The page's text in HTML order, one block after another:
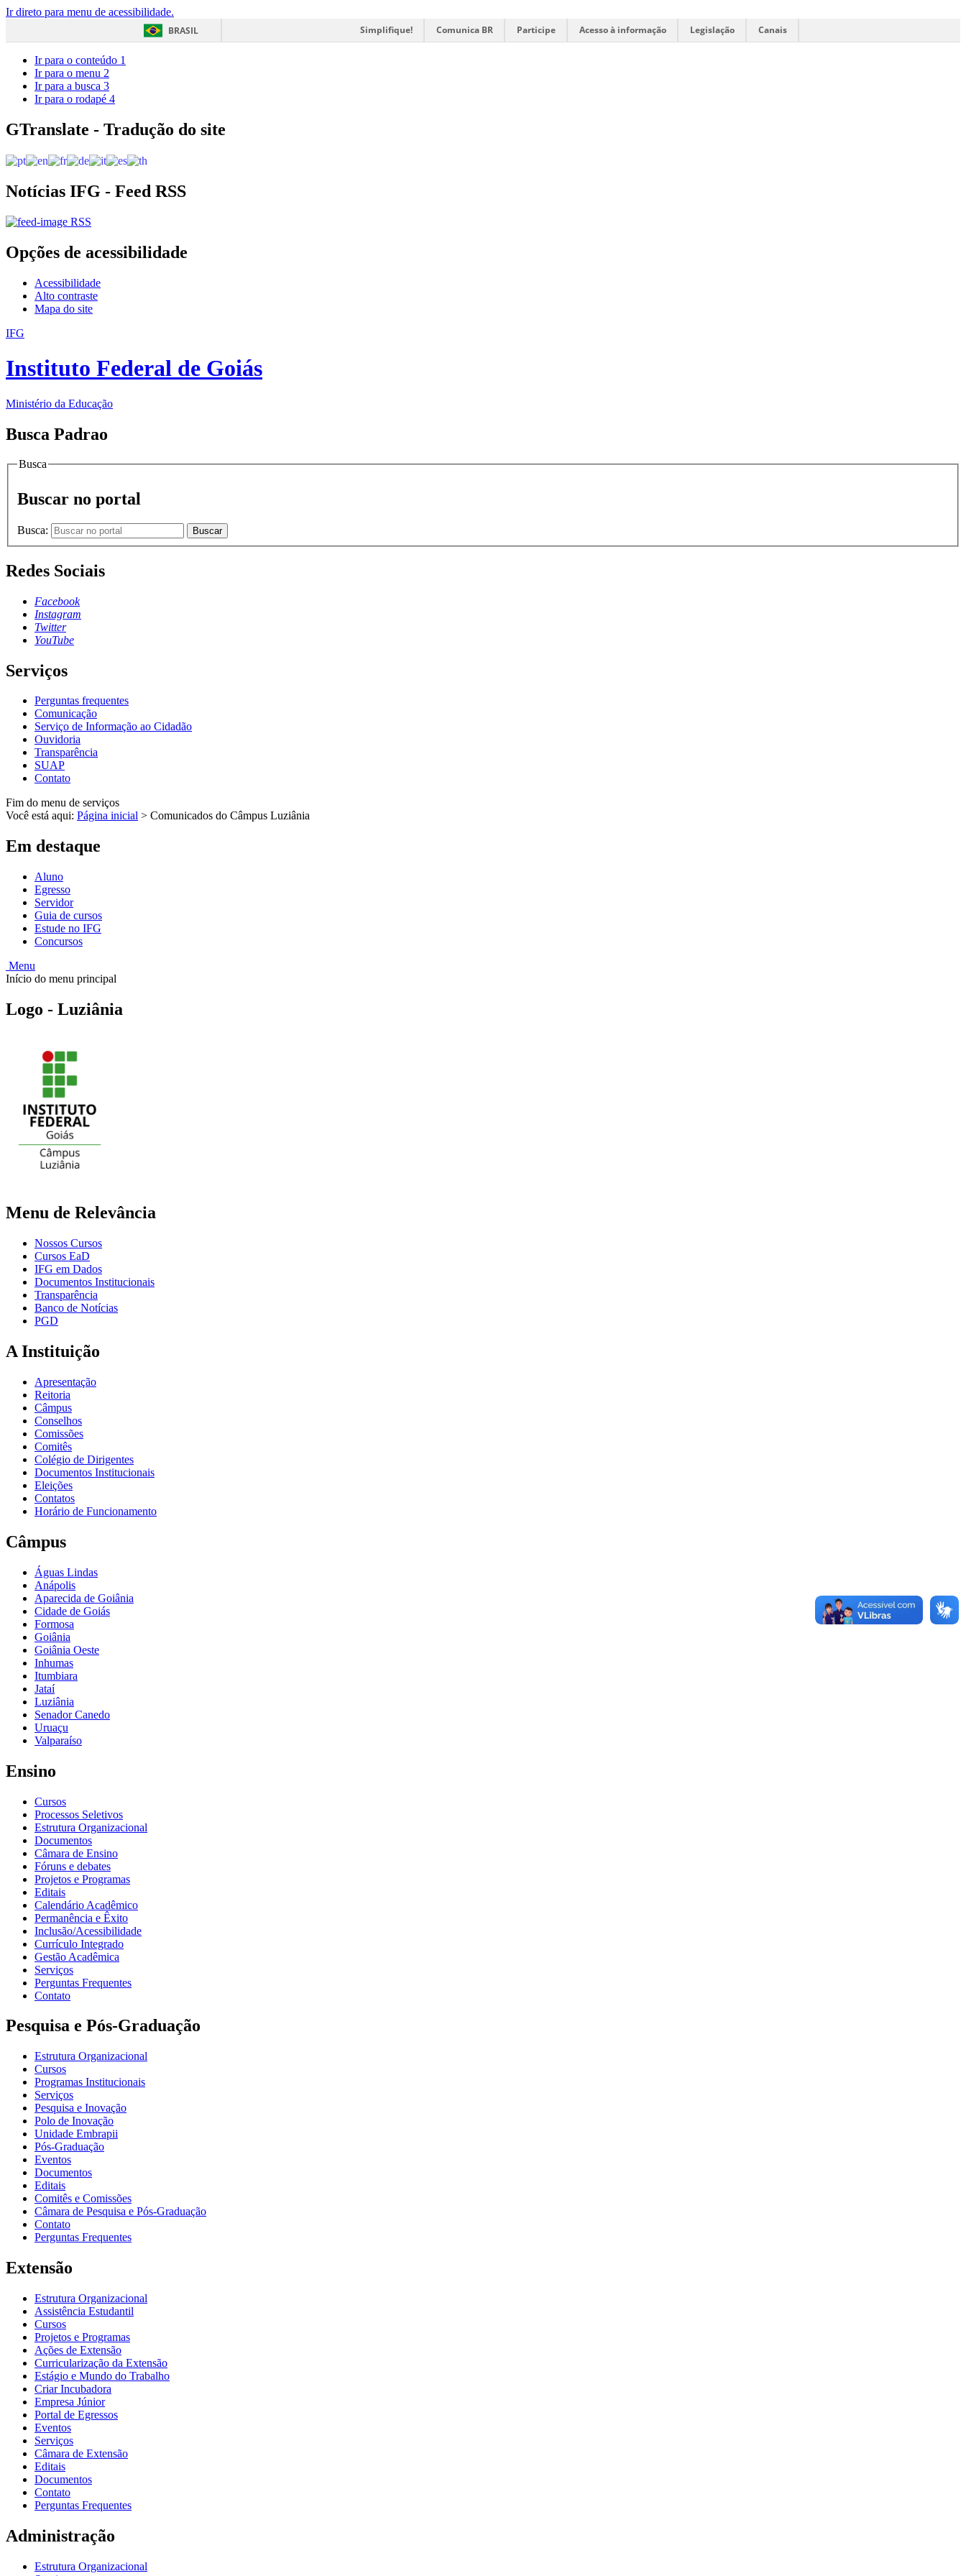
Ir direto para menu de acessibilidade.
BRASIL
Simplifique! Comunica BR Participe Acesso à informação Legislação Canais
Ir para o conteúdo 1
Ir para o menu 2
Ir para a busca 3
Ir para o rodapé 4
GTranslate - Tradução do site
Notícias IFG - Feed RSS
RSS
Opções de acessibilidade
Acessibilidade
Alto contraste
Mapa do site
IFG
Instituto Federal de Goiás
Ministério da Educação
Busca Padrao
Busca
Buscar no portal
Busca: Buscar
Redes Sociais
Facebook
Instagram
Twitter
YouTube
Serviços
Perguntas frequentes
Comunicação
Serviço de Informação ao Cidadão
Ouvidoria
Transparência
SUAP
Contato
Fim do menu de serviços
Você está aqui: Página inicial > Comunicados do Câmpus Luziânia
Em destaque
Aluno
Egresso
Servidor
Guia de cursos
Estude no IFG
Concursos
Menu
Início do menu principal
Logo - Luziânia
Menu de Relevância
Nossos Cursos
Cursos EaD
IFG em Dados
Documentos Institucionais
Transparência
Banco de Notícias
PGD
A Instituição
Apresentação
Reitoria
Câmpus
Conselhos
Comissões
Comitês
Colégio de Dirigentes
Documentos Institucionais
Eleições
Contatos
Horário de Funcionamento
Câmpus
Águas Lindas
Anápolis
Aparecida de Goiânia
Cidade de Goiás
Formosa
Goiânia
Goiânia Oeste
Inhumas
Itumbiara
Jataí
Luziânia
Senador Canedo
Uruaçu
Valparaíso
Ensino
Cursos
Processos Seletivos
Estrutura Organizacional
Documentos
Câmara de Ensino
Fóruns e debates
Projetos e Programas
Editais
Calendário Acadêmico
Permanência e Êxito
Inclusão/Acessibilidade
Currículo Integrado
Gestão Acadêmica
Serviços
Perguntas Frequentes
Contato
Pesquisa e Pós-Graduação
Estrutura Organizacional
Cursos
Programas Institucionais
Serviços
Pesquisa e Inovação
Polo de Inovação
Unidade Embrapii
Pós-Graduação
Eventos
Documentos
Editais
Comitês e Comissões
Câmara de Pesquisa e Pós-Graduação
Contato
Perguntas Frequentes
Extensão
Estrutura Organizacional
Assistência Estudantil
Cursos
Projetos e Programas
Ações de Extensão
Curricularização da Extensão
Estágio e Mundo do Trabalho
Criar Incubadora
Empresa Júnior
Portal de Egressos
Eventos
Serviços
Câmara de Extensão
Editais
Documentos
Contato
Perguntas Frequentes
Administração
Estrutura Organizacional